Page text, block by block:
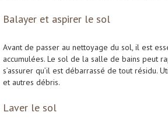
Balayer et aspirer le sol
Avant de passer au nettoyage du sol, il est
accumulées. Le sol de la salle de bains peut
s’assurer qu’il est débarrassé de tout résidu.
et autres débris.
Laver le sol